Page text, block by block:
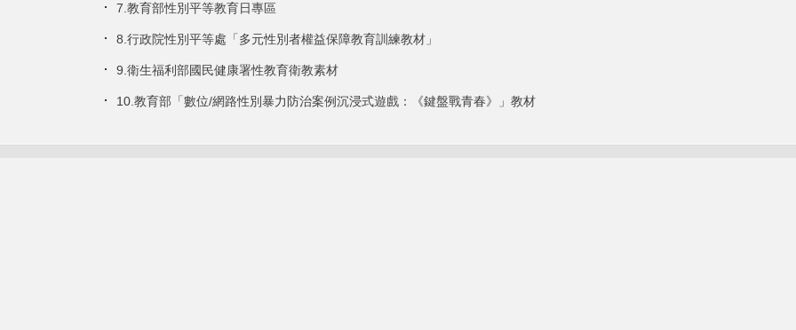
7.教育部性別平等教育日專區
8.行政院性別平等處「多元性別者權益保障教育訓練教材」
9.衛生福利部國民健康署性教育衛教素材
10.教育部「數位/網路性別暴力防治案例沉浸式遊戲：《鍵盤戰青春》」教材